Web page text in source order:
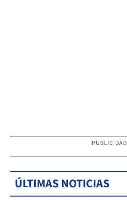
PUBLICIDAD
ÚLTIMAS NOTICIAS